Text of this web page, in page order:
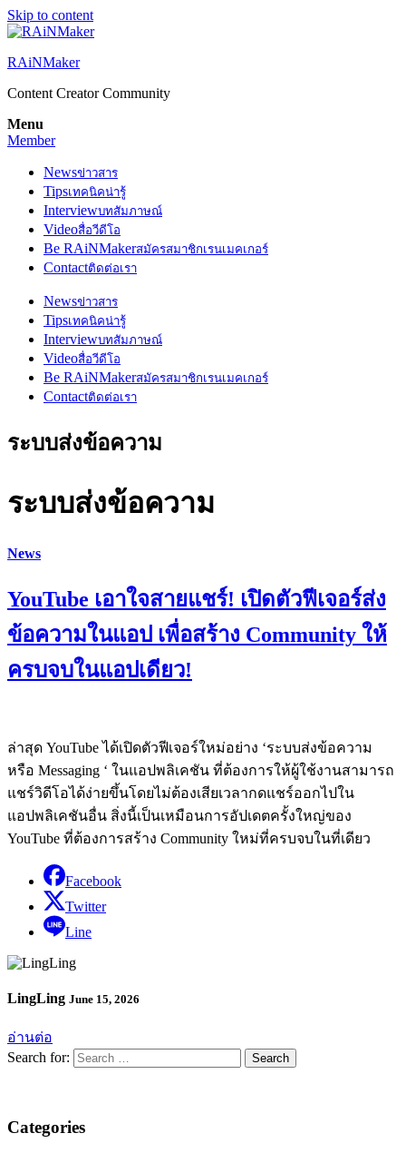
Skip to content
RAiNMaker
Content Creator Community
Menu
Member
Newsข่าวสาร
Tipsเทคนิคน่ารู้
Interviewบทสัมภาษณ์
Videoสื่อวีดีโอ
Be RAiNMakerสมัครสมาชิกเรนเมคเกอร์
Contactติดต่อเรา
Newsข่าวสาร
Tipsเทคนิคน่ารู้
Interviewบทสัมภาษณ์
Videoสื่อวีดีโอ
Be RAiNMakerสมัครสมาชิกเรนเมคเกอร์
Contactติดต่อเรา
ระบบส่งข้อความ
ระบบส่งข้อความ
News
YouTube เอาใจสายแชร์! เปิดตัวฟีเจอร์ส่ง
ข้อความในแอป เพื่อสร้าง Community ให้
ครบจบในแอปเดียว!
ล่าสุด YouTube ได้เปิดตัวฟีเจอร์ใหม่อย่าง ‘ระบบส่งข้อความ
หรือ Messaging ‘ ในแอปพลิเคชัน ที่ต้องการให้ผู้ใช้งานสามารถ
แชร์วิดีโอได้ง่ายขึ้นโดยไม่ต้องเสียเวลากดแชร์ออกไปใน
แอปพลิเคชันอื่น สิ่งนี้เป็นเหมือนการอัปเดตครั้งใหญ่ของ
YouTube ที่ต้องการสร้าง Community ใหม่ที่ครบจบในที่เดียว
Facebook
Twitter
Line
LingLing June 15, 2026
อ่านต่อ
Search for:
Categories